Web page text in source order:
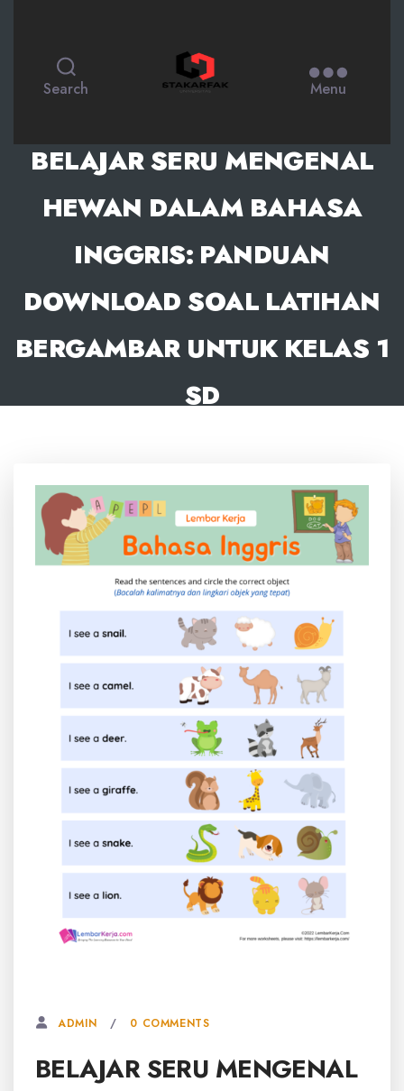
Search Menu
BELAJAR SERU MENGENAL
HEWAN DALAM BAHASA
INGGRIS: PANDUAN
DOWNLOAD SOAL LATIHAN
BERGAMBAR UNTUK KELAS 1
SD
ADMIN 0 COMMENTS
BELAJAR SERU MENGENAL